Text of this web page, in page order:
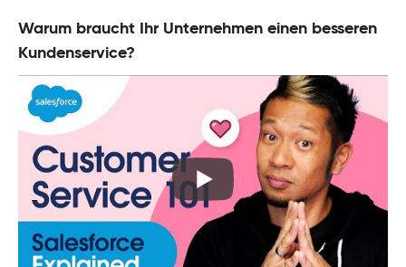
Warum braucht Ihr Unternehmen einen besseren
Kundenservice?